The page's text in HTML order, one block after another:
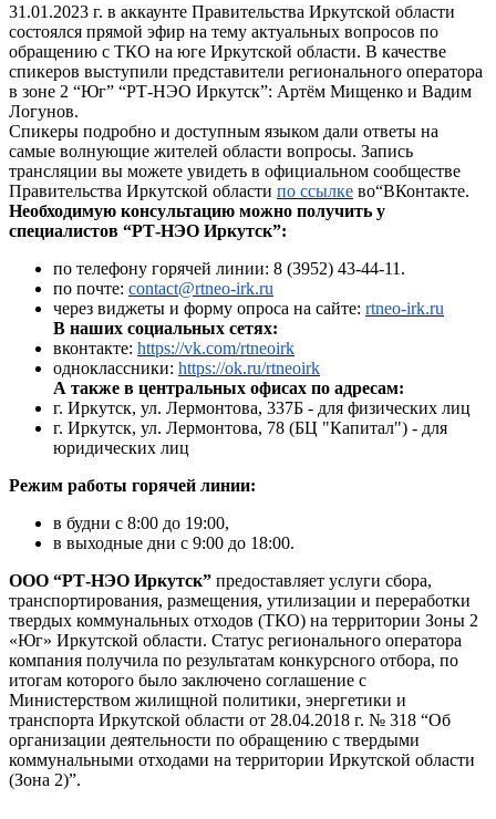
31.01.2023 г. в аккаунте Правительства Иркутской области
состоялся прямой эфир на тему актуальных вопросов по
обращению с ТКО на юге Иркутской области. В качестве
спикеров выступили представители регионального оператора
в зоне 2 “Юг” “РТ-НЭО Иркутск”: Артём Мищенко и Вадим
Логунов.
Спикеры подробно и доступным языком дали ответы на
самые волнующие жителей области вопросы. Запись
трансляции вы можете увидеть в официальном сообществе
Правительства Иркутской области по ссылке во“ВКонтакте.
Необходимую консультацию можно получить у
специалистов “РТ-НЭО Иркутск”:
по телефону горячей линии: 8 (3952) 43-44-11.
по почте: contact@rtneo-irk.ru
через виджеты и форму опроса на сайте: rtneo-irk.ru
В наших социальных сетях:
вконтакте: https://vk.com/rtneoirk
одноклассники: https://ok.ru/rtneoirk
А также в центральных офисах по адресам:
г. Иркутск, ул. Лермонтова, 337Б - для физических лиц
г. Иркутск, ул. Лермонтова, 78 (БЦ "Капитал") - для
юридических лиц
Режим работы горячей линии:
в будни с 8:00 до 19:00,
в выходные дни с 9:00 до 18:00.
ООО “РТ-НЭО Иркутск” предоставляет услуги сбора,
транспортирования, размещения, утилизации и переработки
твердых коммунальных отходов (ТКО) на территории Зоны 2
«Юг» Иркутской области. Статус регионального оператора
компания получила по результатам конкурсного отбора, по
итогам которого было заключено соглашение с
Министерством жилищной политики, энергетики и
транспорта Иркутской области от 28.04.2018 г. № 318 “Об
организации деятельности по обращению с твердыми
коммунальными отходами на территории Иркутской области
(Зона 2)”.